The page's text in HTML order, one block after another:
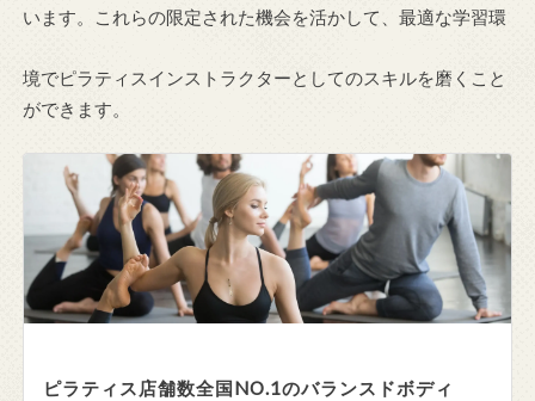
います。これらの限定された機会を活かして、最適な学習環
境でピラティスインストラクターとしてのスキルを磨くこと
ができます。
ピラティス店舗数全国NO.1のバランスドボディ